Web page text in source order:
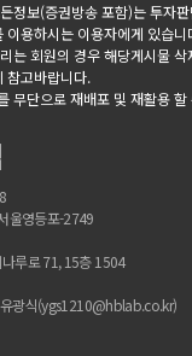
정보(증권방송 포함)는 투자
이용하시는 이용자에게 있습니
는 회원의 경우 해당게시물
참고바랍니다.
무단으로 재배포 및 재활용
울영등포-2749
루로 71, 15층 1504
광식(ygs1210@hblab.co.kr)